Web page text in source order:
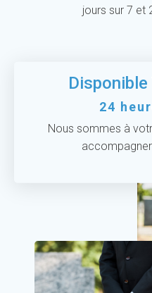
jours sur 7 et
24
Nous sommes à